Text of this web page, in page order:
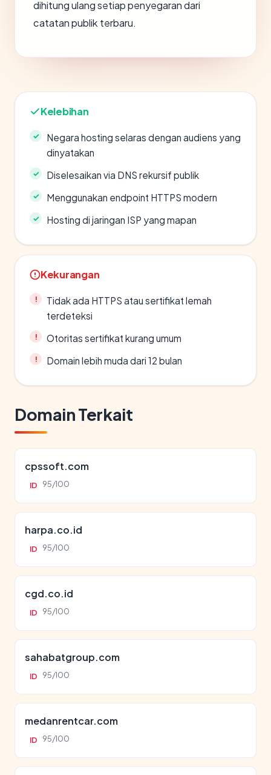
dihitung ulang setiap penyegaran dari
catatan publik terbaru.
Kelebihan
Negara hosting selaras dengan audiens yang
dinyatakan
Diselesaikan via DNS rekursif publik
Menggunakan endpoint HTTPS modern
Hosting di jaringan ISP yang mapan
Kekurangan
Tidak ada HTTPS atau sertifikat lemah
terdeteksi
Otoritas sertifikat kurang umum
Domain lebih muda dari 12 bulan
Domain Terkait
cpssoft.com
ID 95/100
harpa.co.id
ID 95/100
cgd.co.id
ID 95/100
sahabatgroup.com
ID 95/100
medanrentcar.com
ID 95/100